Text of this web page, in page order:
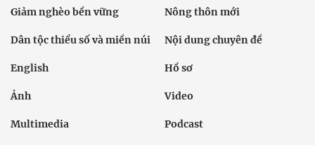
Giảm nghèo bền vững Nông thôn mới
Dân tộc thiểu số và miền núi Nội dung chuyên đề
English Hồ sơ
Ảnh Video
Multimedia Podcast